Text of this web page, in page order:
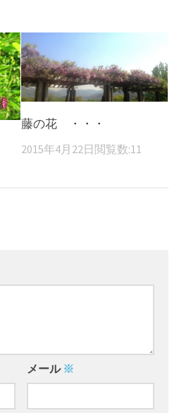
藤の花 ・・・
2015年4月22日 閲覧数:11
メール ※